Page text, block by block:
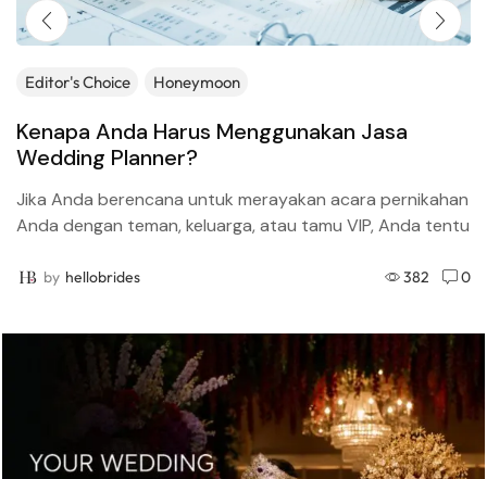
Editor's Choice Honeymoon
Kenapa Anda Harus Menggunakan Jasa
Wedding Planner?
Jika Anda berencana untuk merayakan acara pernikahan
Anda dengan teman, keluarga, atau tamu VIP, Anda tentu
pernikahan). Inilah alasan...
by hellobrides 382 0